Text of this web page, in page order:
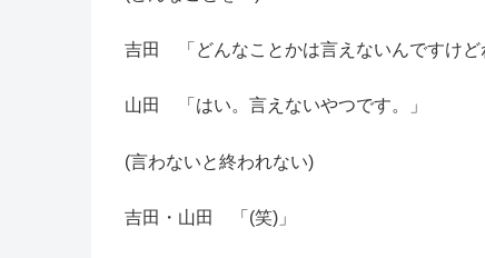
吉田 「どんなことかは言えないんですけど
山田 「はい。言えないやつです。」
(言わないと終われない)
吉田・山田 「(笑)」